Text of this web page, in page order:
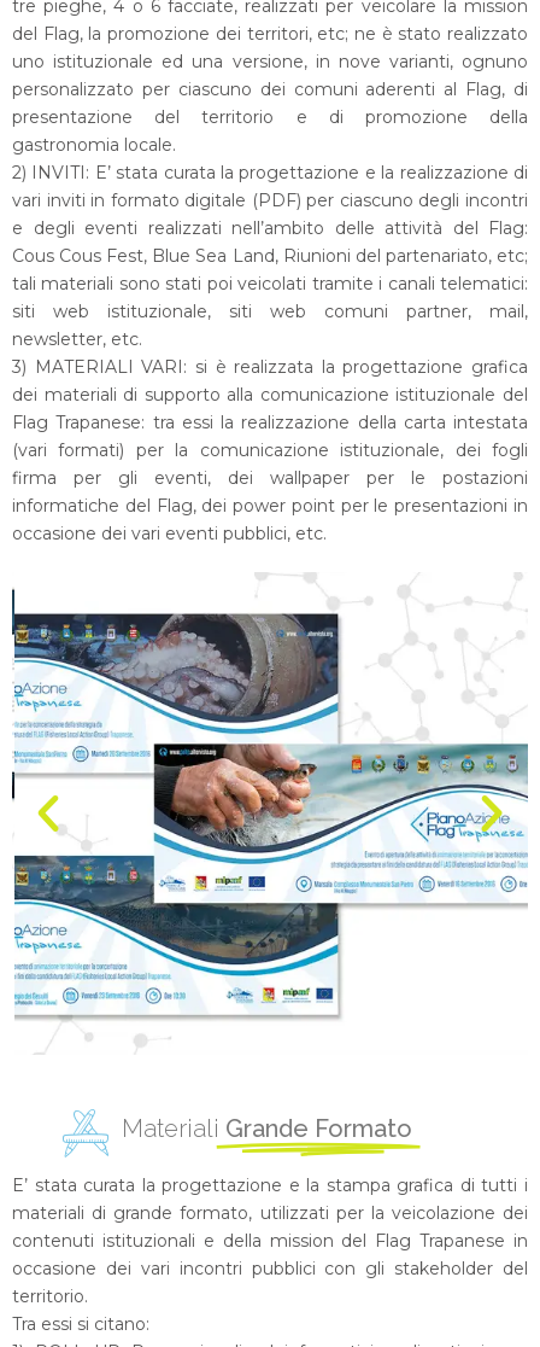
tre pieghe, 4 o 6 facciate, realizzati per veicolare la mission
del Flag, la promozione dei territori, etc; ne è stato realizzato
uno istituzionale ed una versione, in nove varianti, ognuno
personalizzato per ciascuno dei comuni aderenti al Flag, di
presentazione del territorio e di promozione della
gastronomia locale.
2) INVITI: E’ stata curata la progettazione e la realizzazione di
vari inviti in formato digitale (PDF) per ciascuno degli incontri
e degli eventi realizzati nell’ambito delle attività del Flag:
Cous Cous Fest, Blue Sea Land, Riunioni del partenariato, etc;
tali materiali sono stati poi veicolati tramite i canali telematici:
siti web istituzionale, siti web comuni partner, mail,
newsletter, etc.
3) MATERIALI VARI: si è realizzata la progettazione grafica
dei materiali di supporto alla comunicazione istituzionale del
Flag Trapanese: tra essi la realizzazione della carta intestata
(vari formati) per la comunicazione istituzionale, dei fogli
firma per gli eventi, dei wallpaper per le postazioni
informatiche del Flag, dei power point per le presentazioni in
occasione dei vari eventi pubblici, etc.
Materiali Grande Formato
E’ stata curata la progettazione e la stampa grafica di tutti i
materiali di grande formato, utilizzati per la veicolazione dei
contenuti istituzionali e della mission del Flag Trapanese in
occasione dei vari incontri pubblici con gli stakeholder del
territorio.
Tra essi si citano: